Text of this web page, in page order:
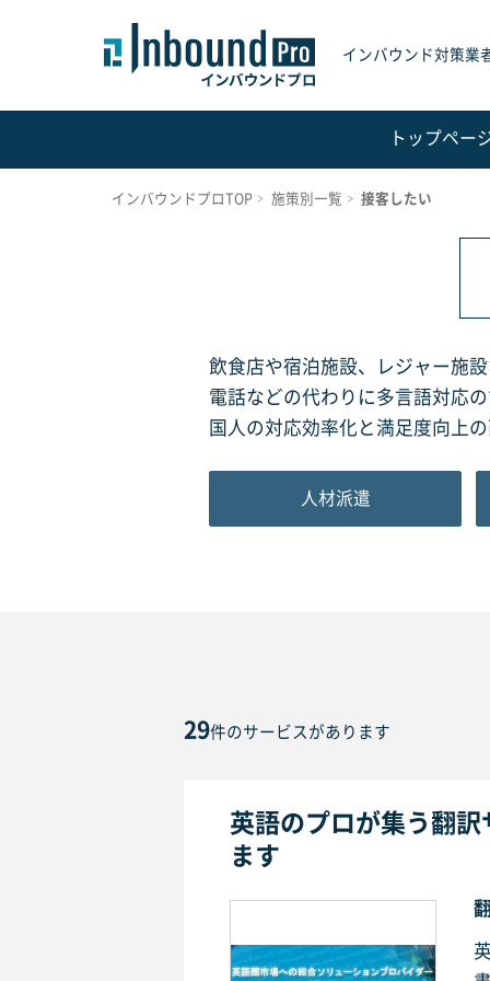
インバウンド対策業
トップペー
インバウンドプロTOP 施策別一覧 接客したい
飲食店や宿泊施設、レジャー施
電話などの代わりに多言語対応
国人の対応効率化と満足度向上
人材派遣
29件のサービスがあります
英語のプロが集う翻
ます